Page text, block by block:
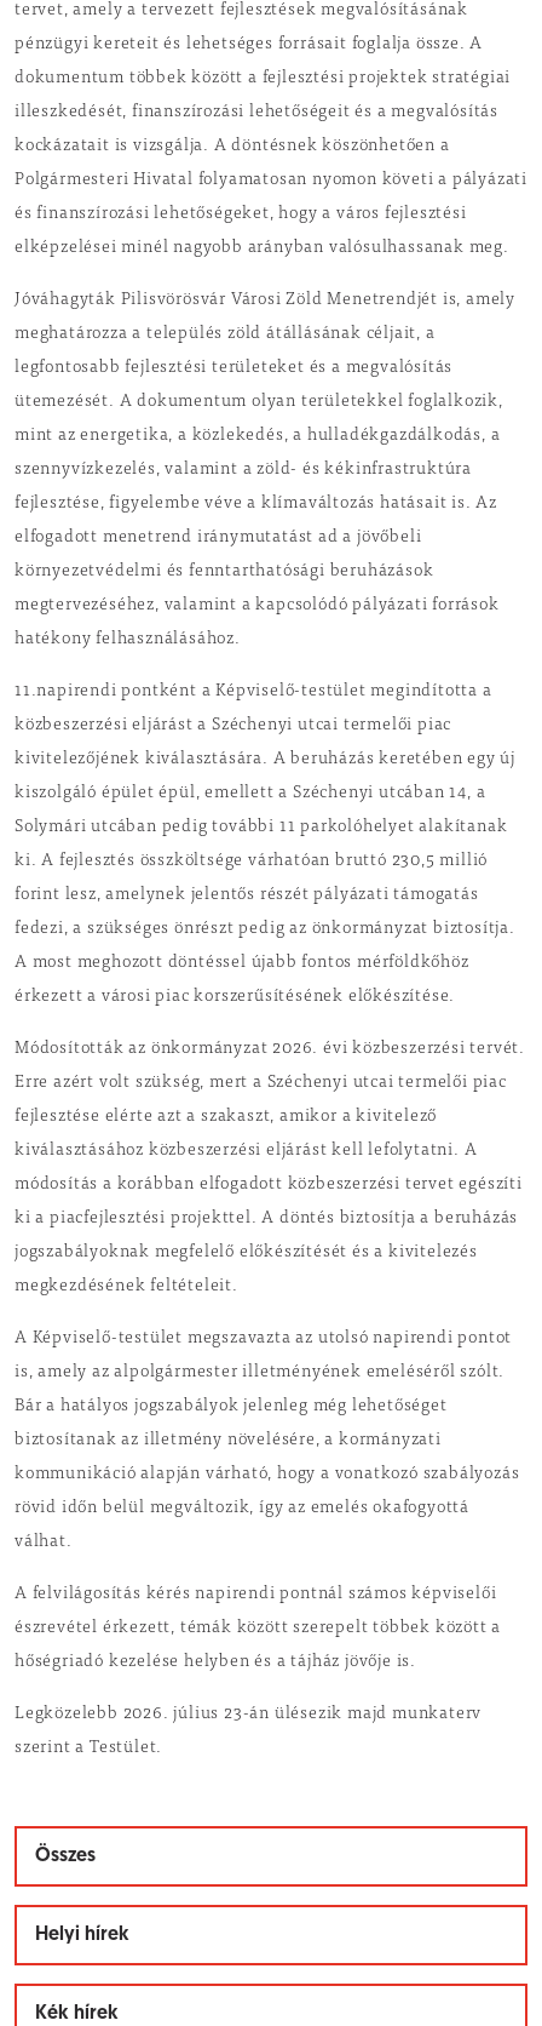
tervet, amely a tervezett fejlesztések megvalósításának
pénzügyi kereteit és lehetséges forrásait foglalja össze. A
dokumentum többek között a fejlesztési projektek stratégiai
illeszkedését, finanszírozási lehetőségeit és a megvalósítás
kockázatait is vizsgálja. A döntésnek köszönhetően a
Polgármesteri Hivatal folyamatosan nyomon követi a pályázati
és finanszírozási lehetőségeket, hogy a város fejlesztési
elképzelései minél nagyobb arányban valósulhassanak meg.
Jóváhagyták Pilisvörösvár Városi Zöld Menetrendjét is, amely
meghatározza a település zöld átállásának céljait, a
legfontosabb fejlesztési területeket és a megvalósítás
ütemezését. A dokumentum olyan területekkel foglalkozik,
mint az energetika, a közlekedés, a hulladékgazdálkodás, a
szennyvízkezelés, valamint a zöld- és kékinfrastruktúra
fejlesztése, figyelembe véve a klímaváltozás hatásait is. Az
elfogadott menetrend iránymutatást ad a jövőbeli
környezetvédelmi és fenntarthatósági beruházások
megtervezéséhez, valamint a kapcsolódó pályázati források
hatékony felhasználásához.
11.napirendi pontként a Képviselő-testület megindította a
közbeszerzési eljárást a Széchenyi utcai termelői piac
kivitelezőjének kiválasztására. A beruházás keretében egy új
kiszolgáló épület épül, emellett a Széchenyi utcában 14, a
Solymári utcában pedig további 11 parkolóhelyet alakítanak
ki. A fejlesztés összköltsége várhatóan bruttó 230,5 millió
forint lesz, amelynek jelentős részét pályázati támogatás
fedezi, a szükséges önrészt pedig az önkormányzat biztosítja.
A most meghozott döntéssel újabb fontos mérföldkőhöz
érkezett a városi piac korszerűsítésének előkészítése.
Módosították az önkormányzat 2026. évi közbeszerzési tervét.
Erre azért volt szükség, mert a Széchenyi utcai termelői piac
fejlesztése elérte azt a szakaszt, amikor a kivitelező
kiválasztásához közbeszerzési eljárást kell lefolytatni. A
módosítás a korábban elfogadott közbeszerzési tervet egészíti
ki a piacfejlesztési projekttel. A döntés biztosítja a beruházás
jogszabályoknak megfelelő előkészítését és a kivitelezés
megkezdésének feltételeit.
A Képviselő-testület megszavazta az utolsó napirendi pontot
is, amely az alpolgármester illetményének emeléséről szólt.
Bár a hatályos jogszabályok jelenleg még lehetőséget
biztosítanak az illetmény növelésére, a kormányzati
kommunikáció alapján várható, hogy a vonatkozó szabályozás
rövid időn belül megváltozik, így az emelés okafogyottá
válhat.
A felvilágosítás kérés napirendi pontnál számos képviselői
észrevétel érkezett, témák között szerepelt többek között a
hőségriadó kezelése helyben és a tájház jövője is.
Legközelebb 2026. július 23-án ülésezik majd munkaterv
szerint a Testület.
Összes
Helyi hírek
Kék hírek